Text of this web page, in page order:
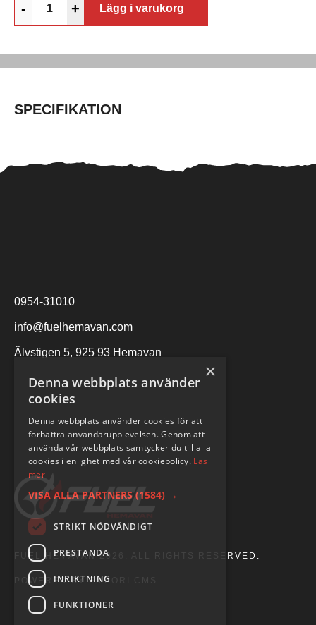
- + Lägg i varukorg
SPECIFIKATION
0954-31010
info@fuelhemavan.com
Älvstigen 5, 925 93 Hemavan
FUEL HEMAVAN 2026. ALL RIGHTS RESERVED.
POWERED BY EMPORI CMS
×
Denna webbplats använder
cookies
Denna webbplats använder cookies för att
förbättra användarupplevelsen. Genom att
använda vår webbplats samtycker du till alla
cookies i enlighet med vår cookiepolicy. Läs
mer
VISA ALLA PARTNERS (1584) →
STRIKT NÖDVÄNDIGT
PRESTANDA
INRIKTNING
FUNKTIONER